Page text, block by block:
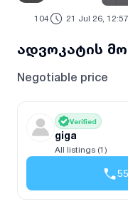
104 21 Jul 26, 12:57
ადვოკატის
Negotiable price
Verified
giga
All listings (1)